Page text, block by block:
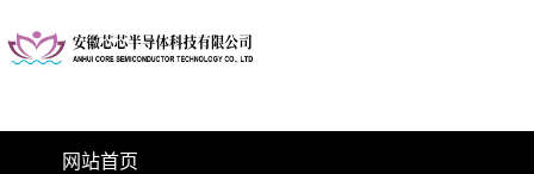
网站首页